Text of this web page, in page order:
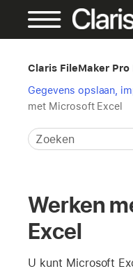
Claris FileMaker Pro
Gegevens opslaan,
met Microsoft Excel
Werken
Excel
U kunt Microsoft